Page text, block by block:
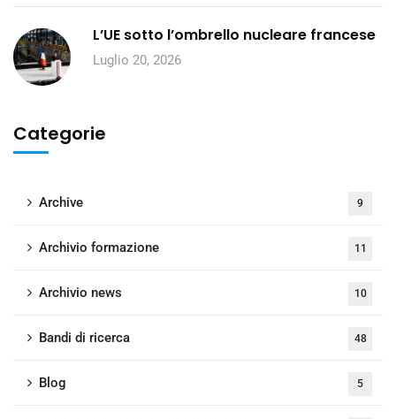
L’UE sotto l’ombrello nucleare francese
Luglio 20, 2026
Categorie
Archive 9
Archivio formazione 11
Archivio news 10
Bandi di ricerca 48
Blog 5